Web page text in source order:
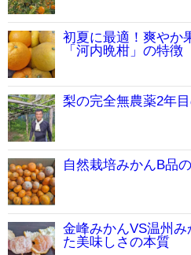
初夏に最適！爽やか
「河内晩柑」の特徴
梨の完全無農薬2年
自然栽培みかんB品
金峰みかんVS温州
た美味しさの本質